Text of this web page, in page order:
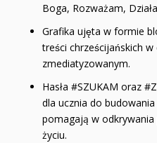
Boga, Rozważam,
Grafika ujęta w formie
treści chrześcijańskich
zmediatyzowanym.
Hasła #SZUKAM oraz
dla ucznia do
pomagają w
życiu.